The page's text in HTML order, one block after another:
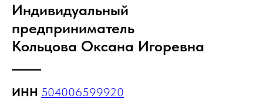
Индивидуальный
предприниматель
Кольцова Оксана Игоревна
ИНН 504006599920